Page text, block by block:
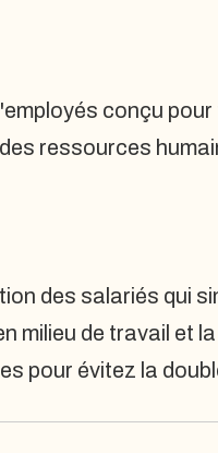
conçu
ressources
des salariés qui
milieu de travail et
pour évitez la